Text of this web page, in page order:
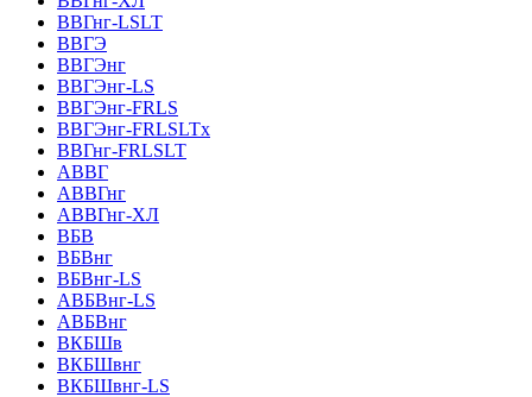
ВВГнг-LSLT
ВВГЭ
ВВГЭнг
ВВГЭнг-LS
ВВГЭнг-FRLS
ВВГЭнг-FRLSLTх
ВВГнг-FRLSLT
АВВГ
АВВГнг
АВВГнг-ХЛ
ВБВ
ВБВнг
ВБВнг-LS
АВБВнг-LS
АВБВнг
ВКБШв
ВКБШвнг
ВКБШвнг-LS